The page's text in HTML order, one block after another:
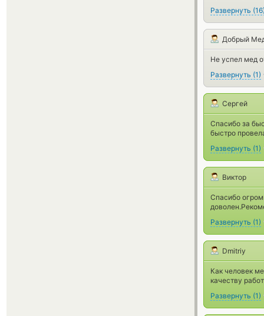
Развернуть (16
Добрый
Не успел мед
Развернуть (1)
Сергей
Спасибо за
быстро
Развернуть (1)
Виктор
Спасибо
Развернуть (1)
Dmitriy
Как человек
качеству
Развернуть (1)